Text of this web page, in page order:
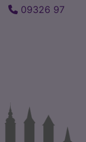
09326 97